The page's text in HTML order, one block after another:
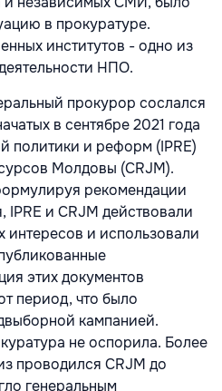
в прокуратуре.
институтов - одно из
НПО.
прокурор сослался
в сентябре 2021 года
политики и реформ (IPRE)
Молдовы (CRJM).
рекомендации
IPRE и CRJM действовали
интересов и использовали
этих документов
период, что было
кампанией.
не оспорила. Более
проводился CRJM до
генеральным